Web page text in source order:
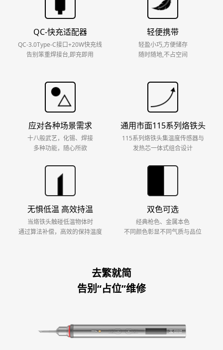
QC-快充适配器
QC-3.0Type-C接口+20W快充线
告别笨重焊接台,即充即用
轻便携带
轻盈小巧,方便储存
随时随地,不占空间
应对各种场景需求
十八般武艺，化锡、焊接
多种功能，随心所欲
通用市面115系列烙铁头
115系列烙铁头集温度传感器与
发热芯一体式组合设计
无惧低温 高效持温
当烙铁头触碰低温物体时
通过算法补偿，高效的保持温度
双色可选
经典枪色、金属本色
不同颜色彰显不同气质与品位
去繁就简
告别“占位”维修